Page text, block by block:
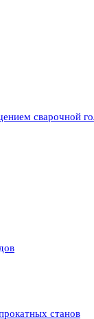
сварочной
станов